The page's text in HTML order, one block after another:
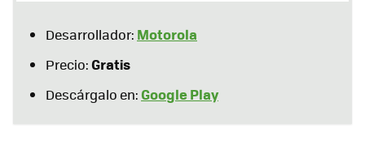
Desarrollador: Motorola
Precio:Gratis
Descárgalo en: Google Play